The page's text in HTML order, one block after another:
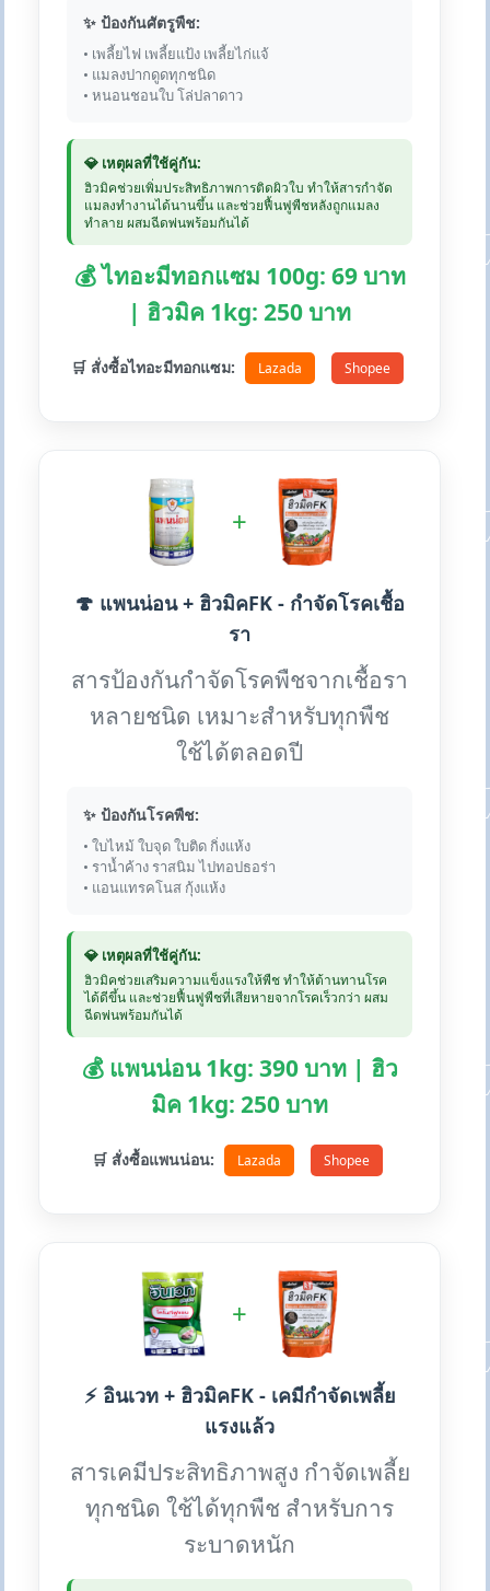
✨ ป้องกันศัตรูพืช:
• เพลี้ยไฟ เพลี้ยแป้ง เพลี้ยไก่แจ้
• แมลงปากดูดทุกชนิด
• หนอนชอนใบ โล่ปลาดาว
💎 เหตุผลที่ใช้คู่กัน:
ฮิวมิคช่วยเพิ่มประสิทธิภาพการติดผิวใบ ทำให้สารกำจัด
แมลงทำงานได้นานขึ้น และช่วยฟื้นฟูพืชหลังถูกแมลง
ทำลาย ผสมฉีดพ่นพร้อมกันได้
💰 ไทอะมีทอกแซม 100g: 69 บาท
| ฮิวมิค 1kg: 250 บาท
🛒 สั่งซื้อไทอะมีทอกแซม: Lazada Shopee
+
🍄 แพนน่อน + ฮิวมิคFK - กำจัดโรคเชื้อ
รา
สารป้องกันกำจัดโรคพืชจากเชื้อรา
หลายชนิด เหมาะสำหรับทุกพืช
ใช้ได้ตลอดปี
✨ ป้องกันโรคพืช:
• ใบไหม้ ใบจุด ใบติด กิ่งแห้ง
• ราน้ำค้าง ราสนิม ไปทอปธอร่า
• แอนแทรคโนส กุ้งแห้ง
💎 เหตุผลที่ใช้คู่กัน:
ฮิวมิคช่วยเสริมความแข็งแรงให้พืช ทำให้ต้านทานโรค
ได้ดีขึ้น และช่วยฟื้นฟูพืชที่เสียหายจากโรคเร็วกว่า ผสม
ฉีดพ่นพร้อมกันได้
💰 แพนน่อน 1kg: 390 บาท | ฮิว
มิค 1kg: 250 บาท
🛒 สั่งซื้อแพนน่อน: Lazada Shopee
+
⚡ อินเวท + ฮิวมิคFK - เคมีกำจัดเพลี้ย
แรงแล้ว
สารเคมีประสิทธิภาพสูง กำจัดเพลี้ย
ทุกชนิด ใช้ได้ทุกพืช สำหรับการ
ระบาดหนัก